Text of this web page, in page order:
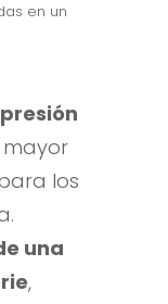
en un
mayor
los
una
,